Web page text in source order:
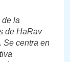
de la
de HaRav
Se centra en